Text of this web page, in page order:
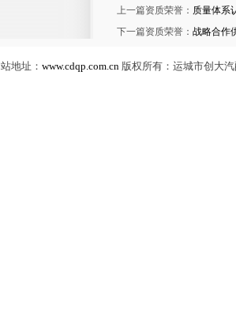
上一篇资质荣誉： 质量体系
下一篇资质荣誉： 战略合作
地址： www.cdqp.com.cn版权所有：运城市创大